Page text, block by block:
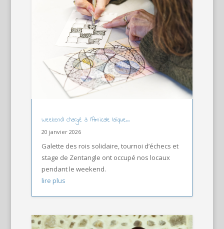
Weekend chargé à l’Amicale laïque…
20 janvier 2026
Galette des rois solidaire, tournoi d’échecs et
stage de Zentangle ont occupé nos locaux
pendant le weekend.
lire plus